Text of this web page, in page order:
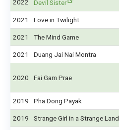
2022 Devil Sister
2021 Love in Twilight
2021 The Mind Game
2021 Duang Jai Nai Montra
2020 Fai Gam Prae
2019 Pha Dong Payak
2019 Strange Girl in a Strange Land